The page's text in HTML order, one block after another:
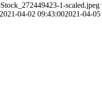
1-scaled.jpeg
2021-04-02 09:43:002021-04-